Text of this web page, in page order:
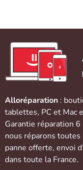
Alloréparation :
tablettes, PC et Mac
Garantie réparation
nous réparons
panne offerte, envoi
dans toute la France.